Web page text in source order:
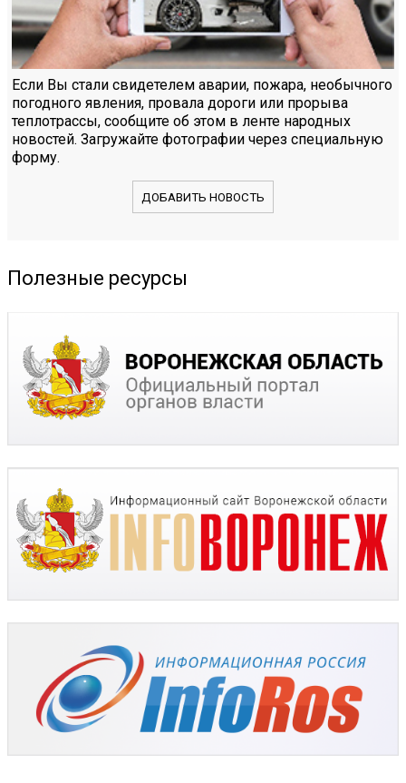
Если Вы стали свидетелем аварии, пожара, необычного
погодного явления, провала дороги или прорыва
теплотрассы, сообщите об этом в ленте народных
новостей. Загружайте фотографии через специальную
форму.
ДОБАВИТЬ НОВОСТЬ
Полезные ресурсы